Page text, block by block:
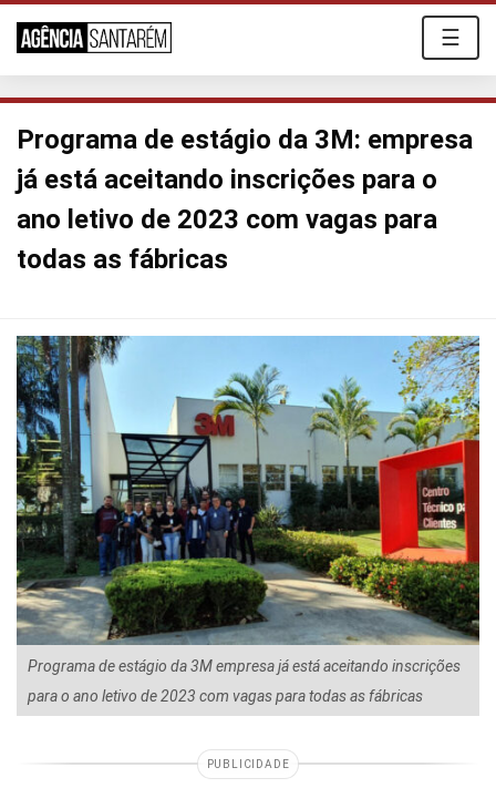
☰
Programa de estágio da 3M: empresa
já está aceitando inscrições para o
ano letivo de 2023 com vagas para
todas as fábricas
Programa de estágio da 3M empresa já está aceitando inscrições
para o ano letivo de 2023 com vagas para todas as fábricas
PUBLICIDADE